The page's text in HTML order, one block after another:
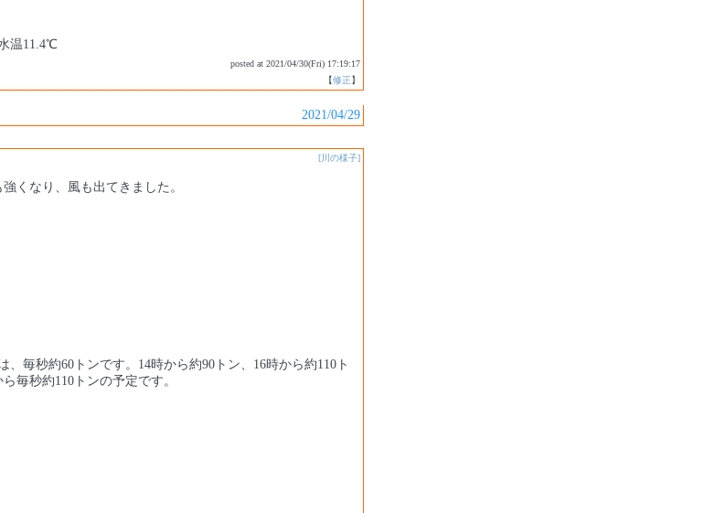
温11.4℃
posted at 2021/04/30(Fri) 17:19:17
【修正】
2021/04/29
[川の様子]
くなり、風も出てきました。
、毎秒約60トンです。14時から約90トン、16時から約110ト
毎秒約110トンの予定です。